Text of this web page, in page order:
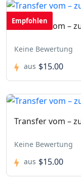
Empfohlen
Transfer vom –
Keine Bewertung
aus $15.00
Transfer vom –
Keine Bewertung
aus $15.00